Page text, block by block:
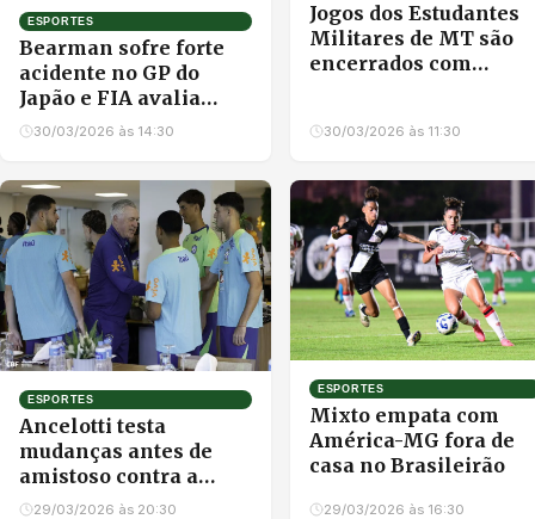
ESPORTES
Bearman sofre forte
acidente no GP do
Japão e FIA avalia
regras do novo
30/03/2026 às 14:30
Jogos dos Estudantes
Militares de MT são
encerrados com
30/03/2026 às 11:30
ESPORTES
Ancelotti testa
mudanças antes de
amistoso contra a
Croácia
29/03/2026 às 20:30
ESPORTES
Mixto empata com
América-MG fora de
casa no Brasileirão
29/03/2026 às 16:30